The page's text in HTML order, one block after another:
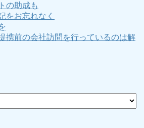
の助成も
をお忘れなく
携前の会社訪問を行っているのは解